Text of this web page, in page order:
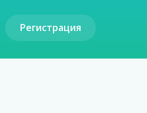
Регистрация